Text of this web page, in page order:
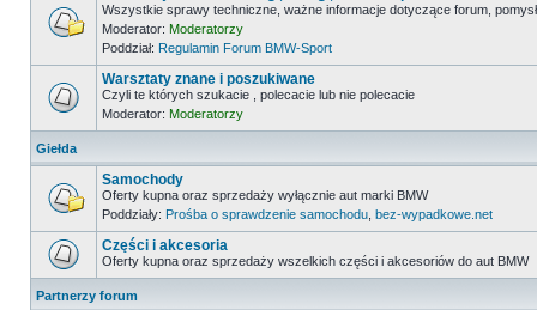
Wszystkie sprawy techniczne, ważne informacje dotyczące forum,
Moderator: Moderatorzy
Poddział: Regulamin Forum BMW-Sport
Warsztaty znane i poszukiwane
Czyli te których szukacie , polecacie lub nie polecacie
Moderator: Moderatorzy
Giełda
Samochody
Oferty kupna oraz sprzedaży wyłącznie aut marki BMW
Poddziały: Prośba o sprawdzenie samochodu bez-wypadkowe.net
Części i akcesoria
Oferty kupna oraz sprzedaży wszelkich części i akcesoriów do aut BMW
Partnerzy forum